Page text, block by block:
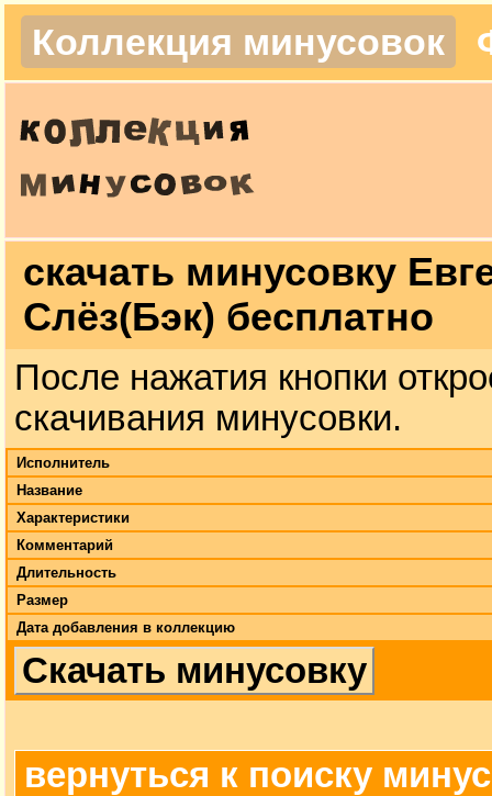
Коллекция минусовок
скачать минусовку
Слёз(Бэк) бесплатно
После нажатия кнопки
скачивания минусовки.
Исполнитель
Название
Характеристики
Комментарий
Длительность
Размер
Дата добавления в коллекцию
Скачать минусовку
вернуться к поиску